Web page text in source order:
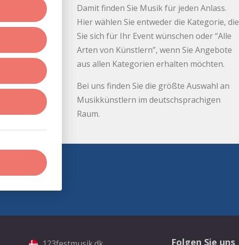
Damit finden Sie Musik für jeden Anlass.
Hier wählen Sie entweder die Kategorie, die
Sie sich für Ihr Event wünschen oder “Alle
Arten von Künstlern”, wenn Sie Angebote
aus allen Kategorien erhalten möchten.
Bei uns finden Sie die größte Auswahl an
Musikkünstlern im deutschsprachigen
Raum.
Folgen Sie uns